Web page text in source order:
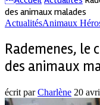
des animaux malades
ActualitésAnimaux
Rademenes, le
des animaux
écrit parCharlène 20